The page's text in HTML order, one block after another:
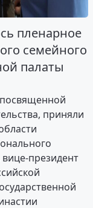
пленарное
семейного
палаты
приняли
президент